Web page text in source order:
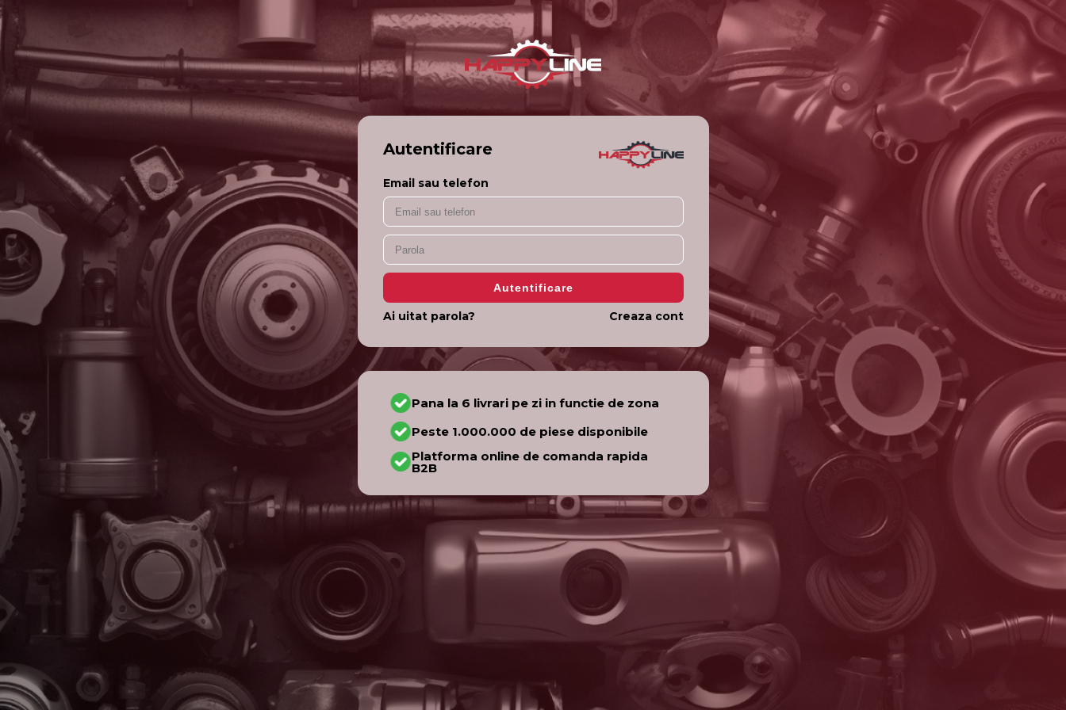
Autentificare
Email sau telefon
Ai uitat parola? Creaza cont
Pana la 6 livrari pe zi in functie de zona
Peste 1.000.000 de piese disponibile
Platforma online de comanda rapida
B2B